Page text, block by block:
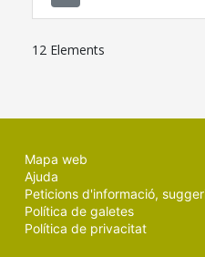
12 Elements
Mapa web
Ajuda
Peticions d'informació,
Política de galetes
Política de privacitat